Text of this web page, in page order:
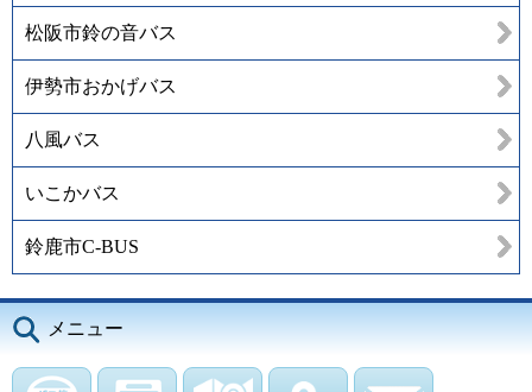
松阪市鈴の音バス
伊勢市おかげバス
八風バス
いこかバス
鈴鹿市C-BUS
メニュー